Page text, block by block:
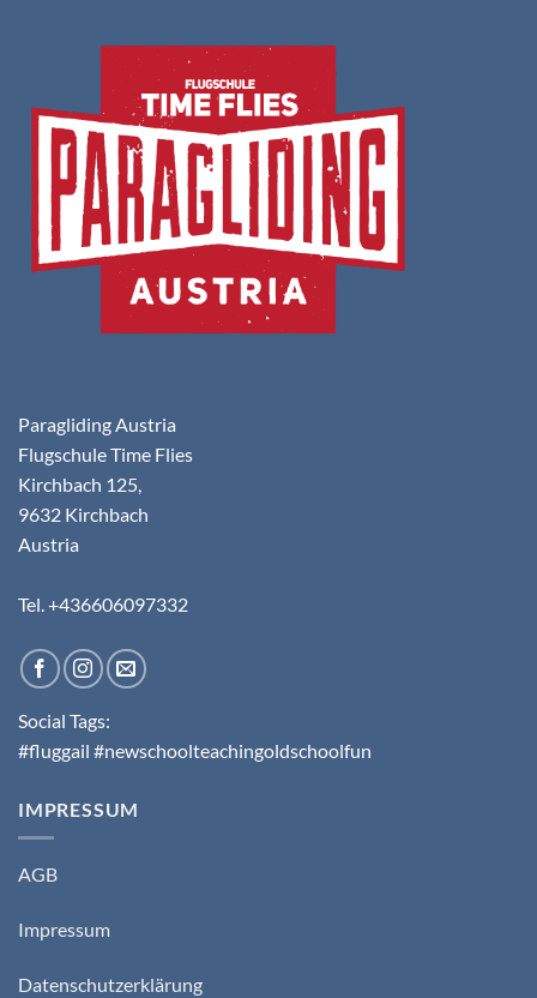
Paragliding Austria
Flugschule Time Flies
Kirchbach 125,
9632 Kirchbach
Austria
Tel. +436606097332
Social Tags:
#fluggail #newschoolteachingoldschoolfun
IMPRESSUM
AGB
Impressum
Datenschutzerklärung